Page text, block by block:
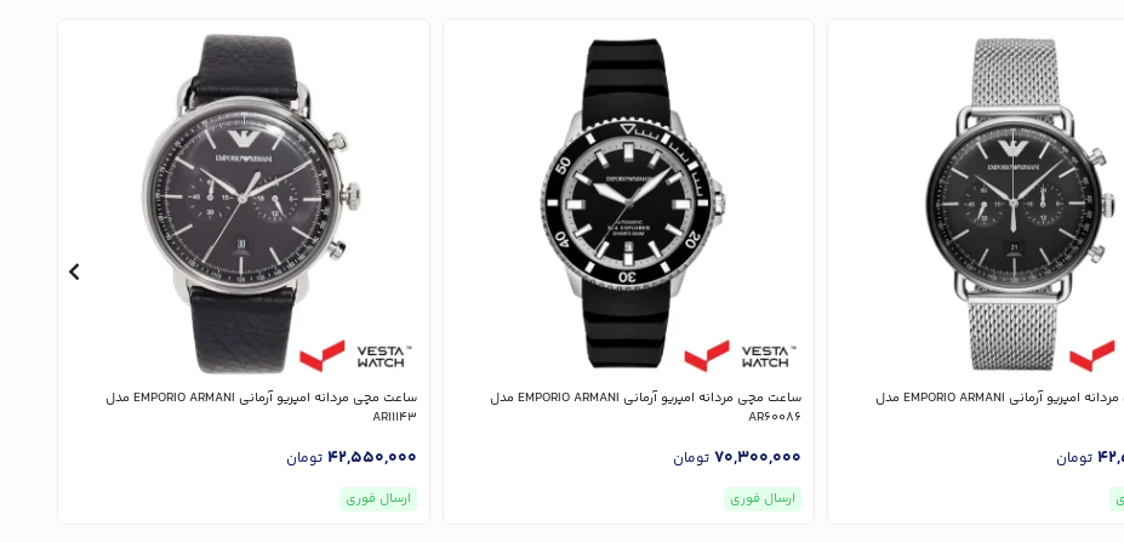
ساعت مچی مردانه امپریو آرمانی EMPORIO ARMANI مدل
تومان
ساعت مچی مردانه امپریو آرمانی EMPORIO ARMANI مدل
AR60086
70,300,000 تومان
ارسال فوری
ساعت مچی مردانه امپریو آرمانی EMPORIO ARMANI مدل
AR11143
42,550,000 تومان
ارسال فوری